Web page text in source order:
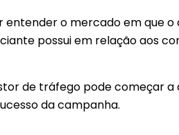
o mercado em que
possui em relação aos
de tráfego pode começar
da campanha.